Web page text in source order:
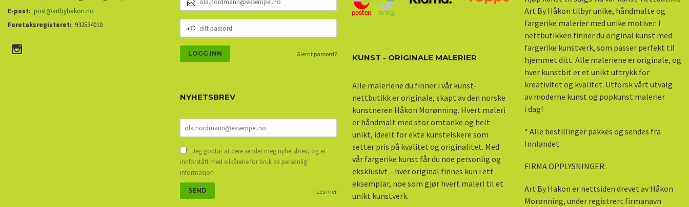
E-post: post@artbyhakon.no
Foretaksregisteret: 932534010
POSTADRESSE
PASSORD
Glemt passord?
NYHETSBREV
Jeg godtar at dere sender meg nyhetsbrev, og er
innforstått med vilkårene for bruk av personlig
informasjon
Les mer
KUNST - ORIGINALE MALERIER
Alle maleriene du finner i vår kunst-
nettbutikk er originale, skapt av den norske
kunstneren Håkon Morønning. Hvert maleri
er håndmalt med stor omtanke og helt
unikt, ideelt for ekte kunstelskere som
setter pris på kvalitet og originalitet. Med
vår fargerike kunst får du noe personlig og
eksklusivt – hver original finnes kun i ett
eksemplar, noe som gjør hvert maleri til et
unikt kunstverk.
Art By Håkon tilbyr unike, håndmalte og
fargerike malerier med unike motiver. I
nettbutikken finner du original kunst med
fargerike kunstverk, som passer perfekt til
hjemmet ditt. Alle maleriene er originale, og
hver kunstbit er et unikt uttrykk for
kreativitet og kvalitet. Utforsk vårt utvalg
av moderne kunst og popkunst malerier
i dag!
* Alle bestillinger pakkes og sendes fra
Innlandet
FIRMA OPPLYSNINGER:
Art By Hakon er nettsiden drevet av Håkon
Morønning, under registrert firmanavn